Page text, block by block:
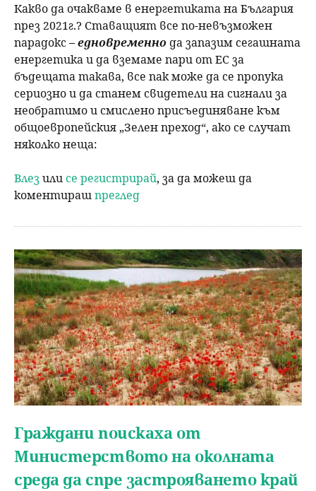
Какво да очакваме в енергетиката на България
през 2021г.? Ставащият все по-невъзможен
парадокс –едновременно да запазим сегашната
енергетика и да вземаме пари от ЕС за
бъдещата такава, все пак може да се пропука
сериозно и да станем свидетели на сигнали за
необратимо и смислено присъединяване към
общоевропейския „Зелен преход“, ако се случат
няколко неща:
Влезили се регистрирай, за да можеш да
коментирашпреглед
Граждани поискаха от
Министерството на околната
среда да спре застрояването край